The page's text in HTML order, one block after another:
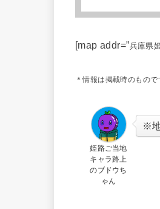
[map addr=”兵庫県
＊情報は掲載時のもので
姫路ご当地
キャラ路上
のブドウち
ゃん
※